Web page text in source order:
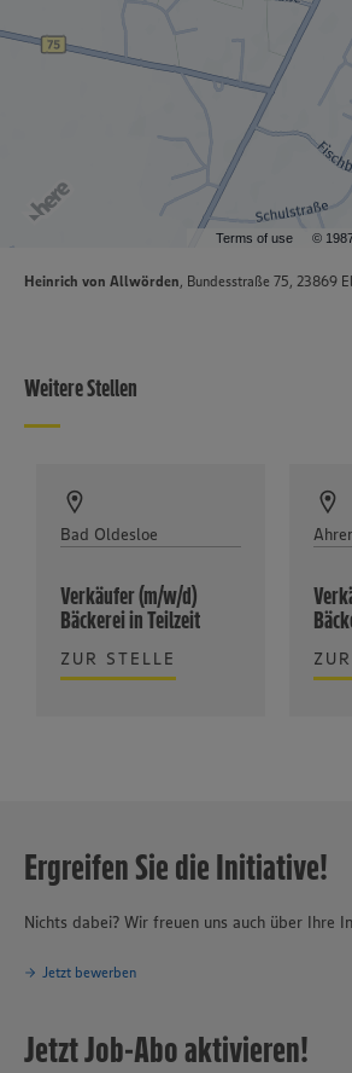
Terms of use ©
Heinrich von Allwörden, Bundesstraße 75, 23869
Weitere Stellen
Bad Oldesloe
Verkäufer (m/w/d)
Bäckerei in Teilzeit
ZUR STELLE
Ergreifen Sie die Initiative!
Nichts dabei? Wir freuen uns auch über Ihre
Jetzt bewerben
Jetzt Job-Abo aktivieren!